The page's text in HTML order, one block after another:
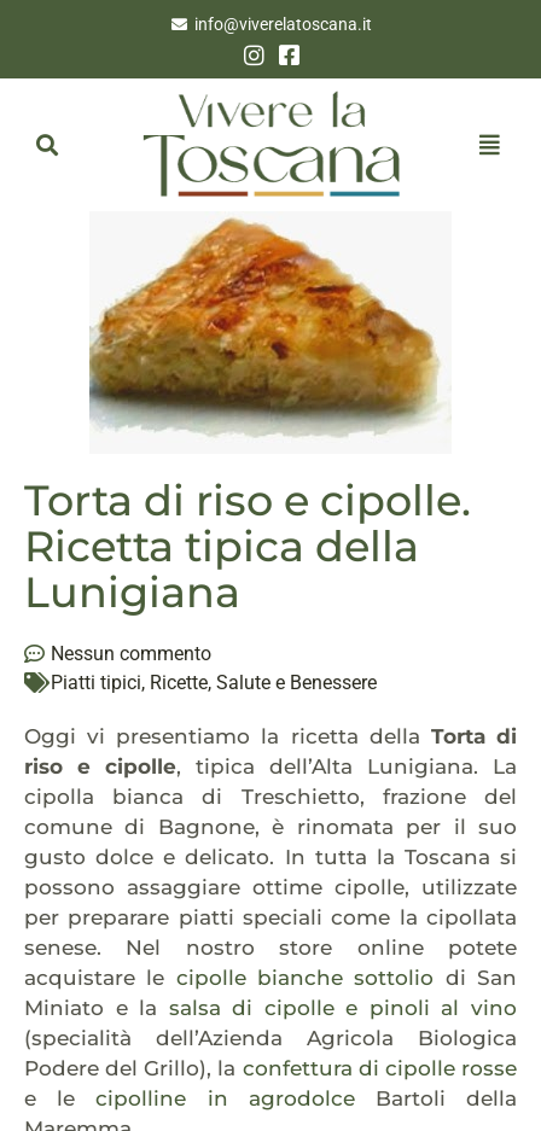
info@viverelatoscana.it
Torta di riso e cipolle.
Ricetta tipica della
Lunigiana
Nessun commento
Piatti tipici, Ricette, Salute e Benessere
Oggi vi presentiamo la ricetta della Torta di
riso e cipolle, tipica dell’Alta Lunigiana. La
cipolla bianca di Treschietto, frazione del
comune di Bagnone, è rinomata per il suo
gusto dolce e delicato. In tutta la Toscana si
possono assaggiare ottime cipolle, utilizzate
per preparare piatti speciali come la cipollata
senese. Nel nostro store online potete
acquistare le cipolle bianche sottolio di San
Miniato e la salsa di cipolle e pinoli al vino
(specialità dell’Azienda Agricola Biologica
Podere del Grillo), la confettura di cipolle rosse
e lecipolline in agrodolceBartoli della